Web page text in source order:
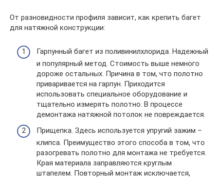
От разновидности профиля зависит, как крепить багет
для натяжной конструкции:
Гарпунный багет из поливинилхлорида. Надежный
и популярный метод. Стоимость выше немного
дороже остальных. Причина в том, что полотно
приваривается на гарпун. Приходится
использовать специальное оборудование и
тщательно измерять полотно. В процессе
демонтажа натяжной потолок не повреждается.
Прищепка. Здесь используется упругий зажим –
клипса. Преимущество этого способа в том, что
разогревать полотно для монтажа не требуется.
Края материала заправляются круглым
штапелем. Повторный монтаж исключается,